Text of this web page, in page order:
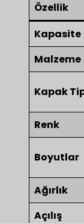
Özellik
Kapasite
Malzeme
Kapak
Renk
Boyutlar
Ağırlık
Açılış